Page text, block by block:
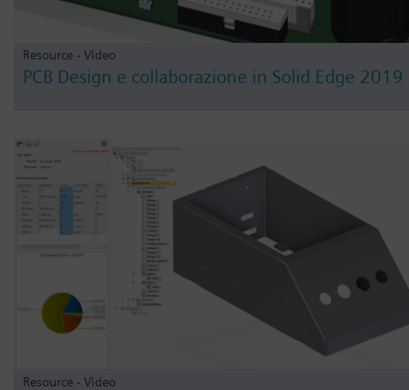
Resource - Video
PCB Design e collaborazione in Solid Edge 2019
Resource - Video